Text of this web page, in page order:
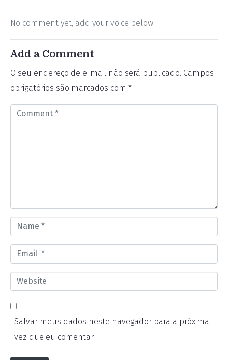
No comment yet, add your voice below!
Add a Comment
O seu endereço de e-mail não será publicado. Campos
obrigatórios são marcados com *
*
a
e
m
l
e
b
t
Salvar meus dados neste navegador para a próxima
vez que eu comentar.